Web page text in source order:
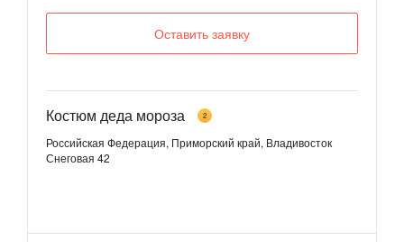
Оставить заявку
Костюм деда мороза 2
Российская Федерация, Приморский край, Владивосток
Снеговая 42